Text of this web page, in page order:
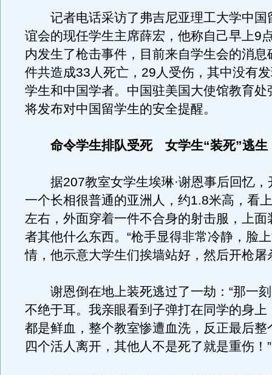
记者电话采访了弗吉尼亚理工大学中国
谊会的现任学生主席薛宏，他称自己早上9
内发生了枪击事件，目前来自学生会的消息
件共造成33人死亡，29人受伤，其中没有
学生和中国学者。中国驻美国大使馆教育处
将发布对中国留学生的安全提醒。
命令学生排队受死 女学生“装死”逃生
据207教室女学生埃琳·谢恩事后回忆，
一个长相很普通的亚洲人，约1.8米高，看
左右，外面穿着一件不合身的射击服，上面
者其他什么东西。“枪手显得非常冷静，脸
情，他示意大学生们挨墙站好，然后开枪屠
谢恩倒在地上装死逃过了一劫：“那一刻
不绝于耳。我亲眼看到子弹打在同学的身上
都是鲜血，整个教室惨遭血洗，反正最后整
四个活人离开，其他人不是死了就是重伤！”